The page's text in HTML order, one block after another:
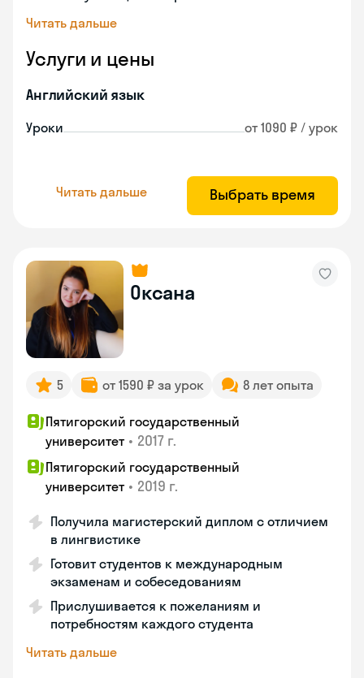
Читать дальше
Услуги и цены
Английский язык
Уроки от 1090 ₽ / урок
Читать дальше Выбрать время
Оксана
5 от 1590 ₽ за урок 8 лет опыта
Пятигорский государственный
университет • 2017 г.
Пятигорский государственный
университет • 2019 г.
Получила магистерский диплом с отличием
в лингвистике
Готовит студентов к международным
экзаменам и собеседованиям
Прислушивается к пожеланиям и
потребностям каждого студента
Читать дальше